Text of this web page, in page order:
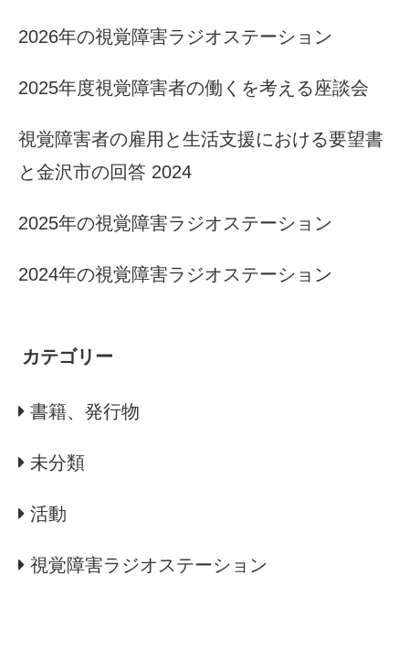
2026年の視覚障害ラジオステーション
2025年度視覚障害者の働くを考える座談会
視覚障害者の雇用と生活支援における要望書
と金沢市の回答 2024
2025年の視覚障害ラジオステーション
2024年の視覚障害ラジオステーション
カテゴリー
書籍、発行物
未分類
活動
視覚障害ラジオステーション